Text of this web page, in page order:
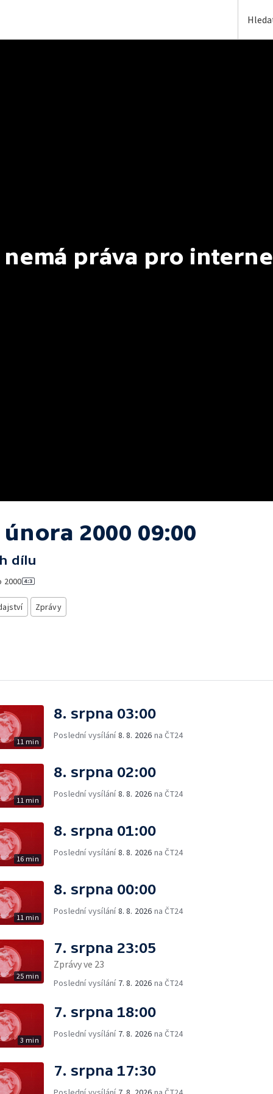
nemá práva pro
února 2000 09:00
dílu
2000
Zprávy
11 min
8. srpna 03:00
Poslední vysílání8. 8. 2026 na ČT24
11 min
8. srpna 02:00
Poslední vysílání8. 8. 2026 na ČT24
16 min
8. srpna 01:00
Poslední vysílání8. 8. 2026 na ČT24
11 min
8. srpna 00:00
Poslední vysílání8. 8. 2026 na ČT24
25 min
7. srpna 23:05
Zprávy ve 23
Poslední vysílání 7. 8. 2026 na ČT24
3 min
7. srpna 18:00
Poslední vysílání 7. 8. 2026 na ČT24
7. srpna 17:30